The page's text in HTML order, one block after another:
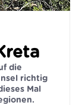
die
richtig
Mal